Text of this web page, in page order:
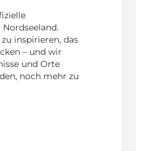
inspirieren, das
– und wir
und Orte
noch mehr zu